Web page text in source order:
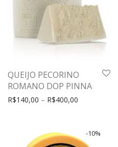
QUEIJO PECORINO
ROMANO DOP PINNA
R$140,00 – R$400,00
-10%